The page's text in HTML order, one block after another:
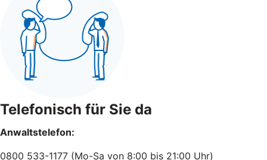
Telefonisch für Sie da
Anwaltstelefon:
0800 533-1177 (Mo-Sa von 8:00 bis 21:00 Uhr)